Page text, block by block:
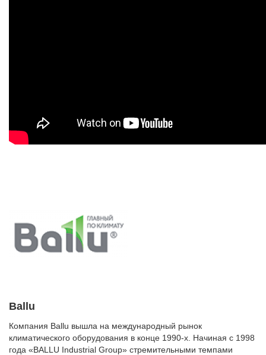
Ballu
Компания Ballu вышла на международный рынок
климатического оборудования в конце 1990-х. Начиная с 1998
года «BALLU Industrial Group» стремительными темпами